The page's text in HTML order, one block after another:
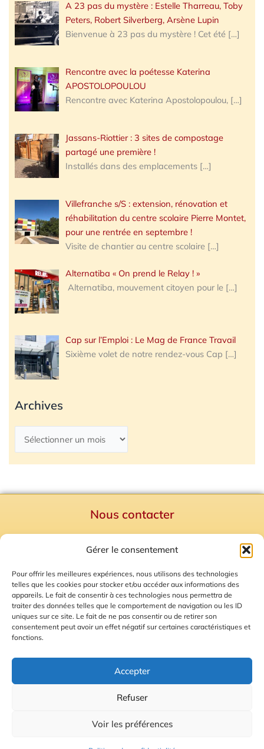
Gérer le consentement
Pour offrir les meilleures expériences, nous utilisons des technologies
telles que les cookies pour stocker et/ou accéder aux informations des
appareils. Le fait de consentir à ces technologies nous permettra de
traiter des données telles que le comportement de navigation ou les ID
uniques sur ce site. Le fait de ne pas consentir ou de retirer son
consentement peut avoir un effet négatif sur certaines caractéristiques et
fonctions.
Accepter
Refuser
Voir les préférences
A 23 pas du mystère : Estelle Tharreau, Toby
Peters, Robert Silverberg, Arsène Lupin
Bienvenue à 23 pas du mystère ! Cet été […]
Rencontre avec la poétesse Katerina
APOSTOLOPOULOU
Rencontre avec Katerina Apostolopoulou, […]
Jassans-Riottier : 3 sites de compostage
partagé une première !
Installés dans des emplacements […]
Villefranche s/S : extension, rénovation et
réhabilitation du centre scolaire Pierre Montet,
pour une rentrée en septembre !
Visite de chantier au centre scolaire […]
Alternatiba « On prend le Relay ! »
Alternatiba, mouvement citoyen pour le […]
Cap sur l’Emploi : Le Mag de France Travail
Sixième volet de notre rendez-vous Cap […]
Archives
Nous contacter
Mentions Légales
Plan du site
Gestion des Cookies
© 2026 Radio Calade